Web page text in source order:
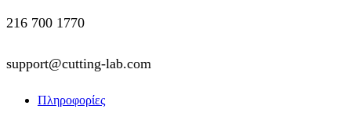
216 700 1770
support@cutting-lab.com
Facebook
Instagram
YoutubeΠληροφορίες